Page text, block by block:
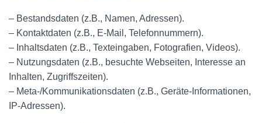
– Bestandsdaten (z.B., Namen, Adressen).
– Kontaktdaten (z.B., E-Mail, Telefonnummern).
– Inhaltsdaten (z.B., Texteingaben, Fotografien, Videos).
– Nutzungsdaten (z.B., besuchte Webseiten, Interesse an
Inhalten, Zugriffszeiten).
– Meta-/Kommunikationsdaten (z.B., Geräte-Informationen,
IP-Adressen).